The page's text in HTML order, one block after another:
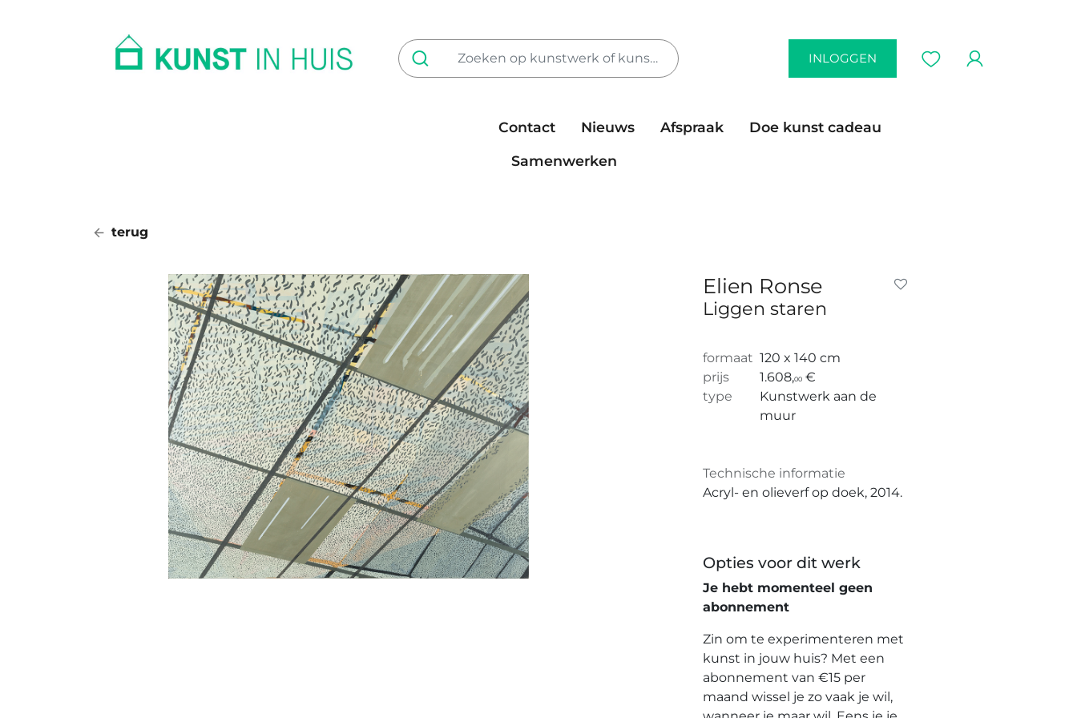
INLOGGEN
Contact Nieuws Afspraak
Doe kunst cadeau
Samenwerken
terug
Elien Ronse
Liggen staren
formaat 120 x 140 cm
prijs
1.608,00 €
type
Kunstwerk aan de
muur
Technische informatie
Acryl- en olieverf op doek, 2014.
Opties voor dit werk
Je hebt momenteel geen
abonnement
Zin om te experimenteren met
kunst in jouw huis? Met een
abonnement van €15 per
maand wissel je zo vaak je wil,